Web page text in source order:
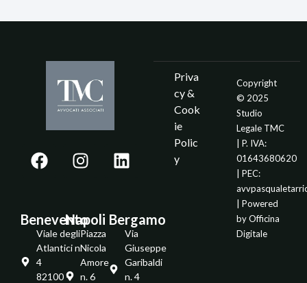
Benevento
Viale degli
Atlantici n.
4
82100 -
Napoli
Piazza
Nicola
Amore
n. 6
Bergamo
Via
Giuseppe
Garibaldi
n. 4
Priva
cy &
Cook
ie
Polic
y
Copyright
© 2025
Studio
Legale TMC
| P. IVA:
01643680620
| PEC:
| Powered
byOfficina
Digitale